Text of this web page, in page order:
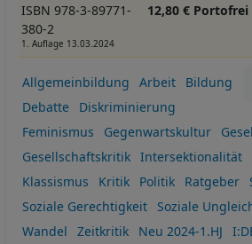
ISBN 978-3-89771-
380-2
1. Auflage 13.03.2024
12,80 € Portofrei
Allgemeinbildung Arbeit
Bildung
Debatte
Diskriminierung
Feminismus
Gegenwartskultur
Gesellschaftskritik
Intersektionalität
Klassismus
Kritik Politik Ratgeber
Soziale Gerechtigkeit
Soziale
Wandel
Zeitkritik Neu 2024-1.HJ